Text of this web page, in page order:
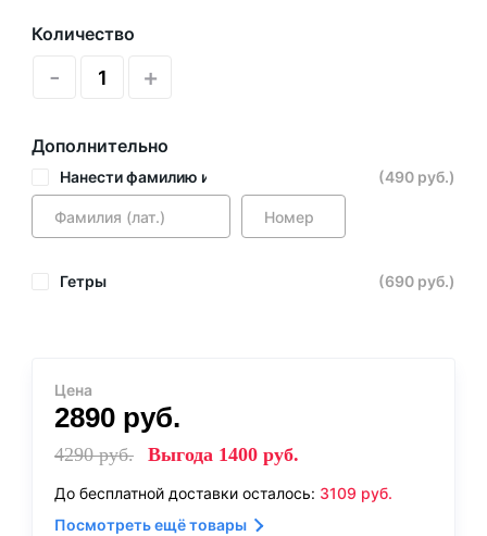
Количество
- +
Дополнительно
Нанести фамилию и номер (490 руб.)
Гетры (690 руб.)
Цена
2890 руб.
4290руб. Выгода 1400 руб.
До бесплатной доставки осталось: 3109 руб.
Посмотреть ещё товары